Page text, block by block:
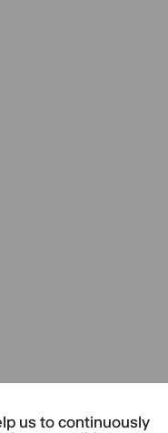
us to continuously